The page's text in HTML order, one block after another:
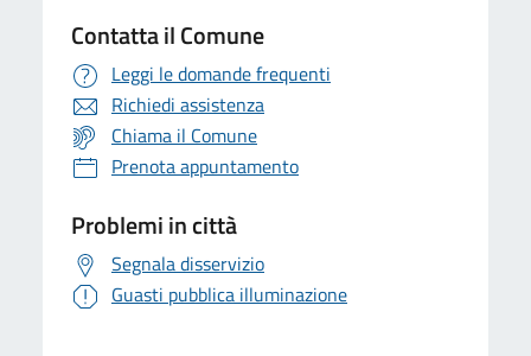
Contatta il Comune
Leggi le domande frequenti
Richiedi assistenza
Chiama il Comune
Prenota appuntamento
Problemi in città
Segnala disservizio
Guasti pubblica illuminazione